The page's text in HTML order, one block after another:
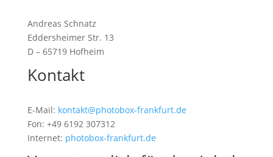
Andreas Schnatz
Eddersheimer Str. 13
D – 65719 Hofheim
Kontakt
E-Mail: kontakt@photobox-frankfurt.de
Fon: +49 6192 307312
Internet: photobox-frankfurt.de